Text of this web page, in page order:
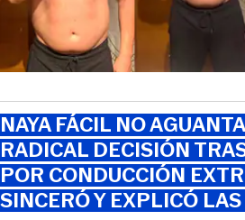
NAYA FÁCIL NO
RADICAL DECISIÓN
POR CONDUCCIÓN
SINCERÓ Y EXPLICÓ